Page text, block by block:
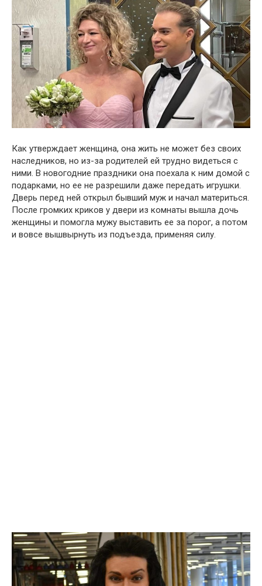
Как утверждает женщина, она жить не может без своих
наследников, но из-за родителей ей трудно видеться с
ними. В новогодние праздники она поехала к ним домой с
подарками, но ее не разрешили даже передать игрушки.
Дверь перед ней открыл бывший муж и начал материться.
После громких криков у двери из комнаты вышла дочь
женщины и помогла мужу выставить ее за порог, а потом
и вовсе вышвырнуть из подъезда, применяя силу.